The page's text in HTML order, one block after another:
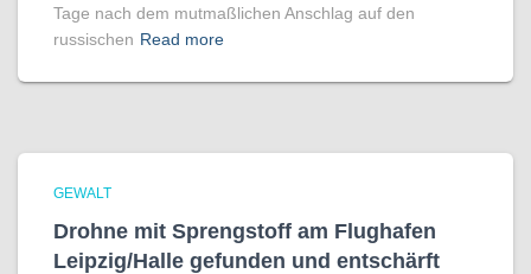
Tage nach dem mutmaßlichen Anschlag auf den
russischen Read more
GEWALT
Drohne mit Sprengstoff am Flughafen
Leipzig/Halle gefunden und entschärft